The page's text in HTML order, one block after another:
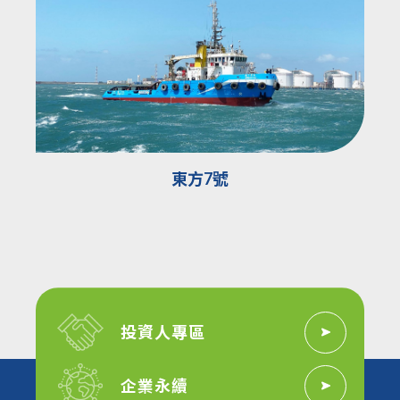
東方7號
投資人專區
企業永續